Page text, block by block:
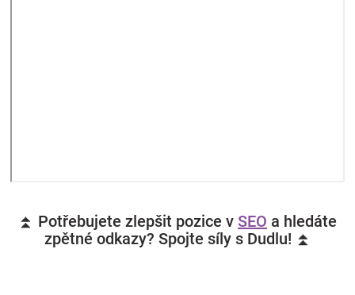
⏫ Potřebujete zlepšit pozice v SEO a hledáte
zpětné odkazy? Spojte síly s Dudlu! ⏫